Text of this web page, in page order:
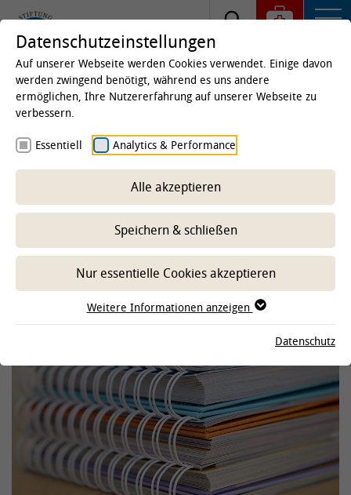
Startseite
Informationsverarbeitung
Publikationen
Veröffentlichungen
-- Unterbereich wählen --
Datenschutzeinstellungen
Auf unserer Webseite werden Cookies verwendet. Einige davon
werden zwingend benötigt, während es uns andere
ermöglichen, Ihre Nutzererfahrung auf unserer Webseite zu
verbessern.
Essentiell Analytics & Performance
Alle akzeptieren
Speichern & schließen
Nur essentielle Cookies akzeptieren
Weitere Informationen anzeigen
Datenschutz